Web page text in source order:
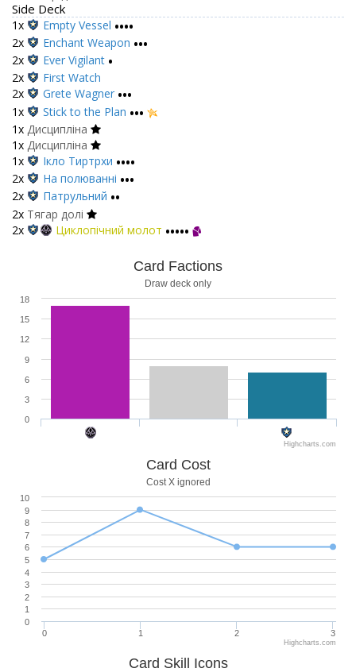
Side Deck
1x Empty Vessel ••••
2x Enchant Weapon •••
2x Ever Vigilant •
2x
First Watch
2x
Grete Wagner •••
1x Stick to the Plan •••
1x Дисципліна
1x Дисципліна
1x
Ікло Тиртрхи ••••
2x На полюванні •••
2x Патрульний ••
2x Тягар долі
2x
Циклопічний молот •••••
Card Factions
Draw deck only
0
3
6
9
12
15
18
Highcharts.com
Card Cost
Cost X ignored
0 1 2 3
0
1
2
3
4
5
6
7
8
9
10
Highcharts.com
Card Skill Icons